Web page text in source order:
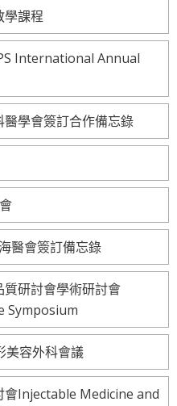
課程
International Annual
學會簽訂合作備忘錄
醫會簽訂備忘錄
研討會學術研討會
Symposium
美容外科會議
Injectable Medicine and